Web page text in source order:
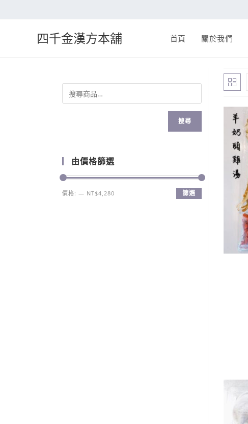
四千金漢方本舖 首頁 關於我們
搜尋
由價格篩選
篩選
價格: — NT$4,280